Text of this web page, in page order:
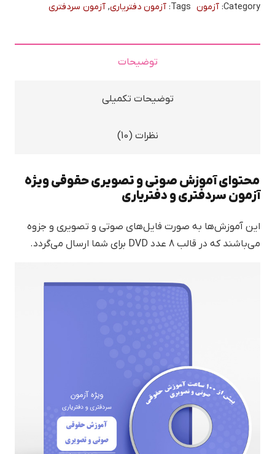
Category: آزمون Tags: آزمون دفتریاری, آزمون سردفتری
توضیحات
توضیحات تکمیلی
نظرات (10)
محتوای آموزش صوتی و تصویری حقوقی ویژه
آزمون سردفتری و دفتریاری
این آموزش‌ها به صورت فایل‌های صوتی و تصویری و جزوه
می‌باشند که در قالب 8 عدد DVD برای شما ارسال می‌گردد.